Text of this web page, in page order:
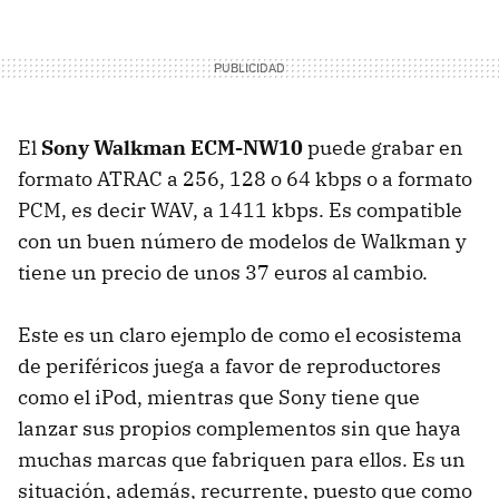
El Sony Walkman ECM-NW10puede grabar en
formatoATRAC a 256, 128 o 64 kbps o a formato
PCM, es decirWAV, a 1411 kbps. Es compatible
con un buen número de modelos de Walkman y
tiene un precio de unos 37 euros al cambio.
Este es un claro ejemplo de como el ecosistema
de periféricos juega a favor de reproductores
como el iPod, mientras que Sony tiene que
lanzar sus propios complementos sin que haya
muchas marcas que fabriquen para ellos. Es un
situación, además, recurrente, puesto que como